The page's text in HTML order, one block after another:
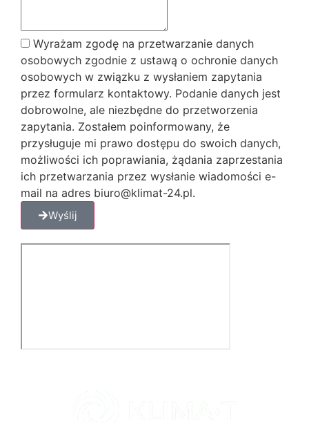
Wyrażam zgodę na przetwarzanie danych
osobowych zgodnie z ustawą o ochronie danych
osobowych w związku z wysłaniem zapytania
przez formularz kontaktowy. Podanie danych jest
dobrowolne, ale niezbędne do przetworzenia
zapytania. Zostałem poinformowany, że
przysługuje mi prawo dostępu do swoich danych,
możliwości ich poprawiania, żądania zaprzestania
ich przetwarzania przez wysłanie wiadomości e-
mail na adres biuro@klimat-24.pl.
Wyślij